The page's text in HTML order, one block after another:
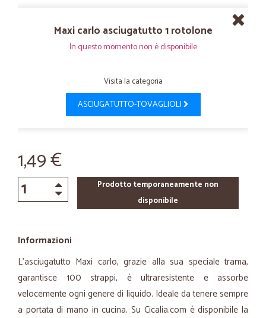
Maxi carlo asciugatutto 1 rotolone
In questo momento non è disponibile
Visita la categoria
ASCIUGATUTTO-TOVAGLIOLI
1,49 €
Prodotto temporaneamente non
disponibile
Informazioni
L'asciugatutto Maxi carlo, grazie alla sua speciale trama,
garantisce 100 strappi, è ultraresistente e assorbe
velocemente ogni genere di liquido. Ideale da tenere sempre
a portata di mano in cucina. Su Cicalia.com è disponibile la